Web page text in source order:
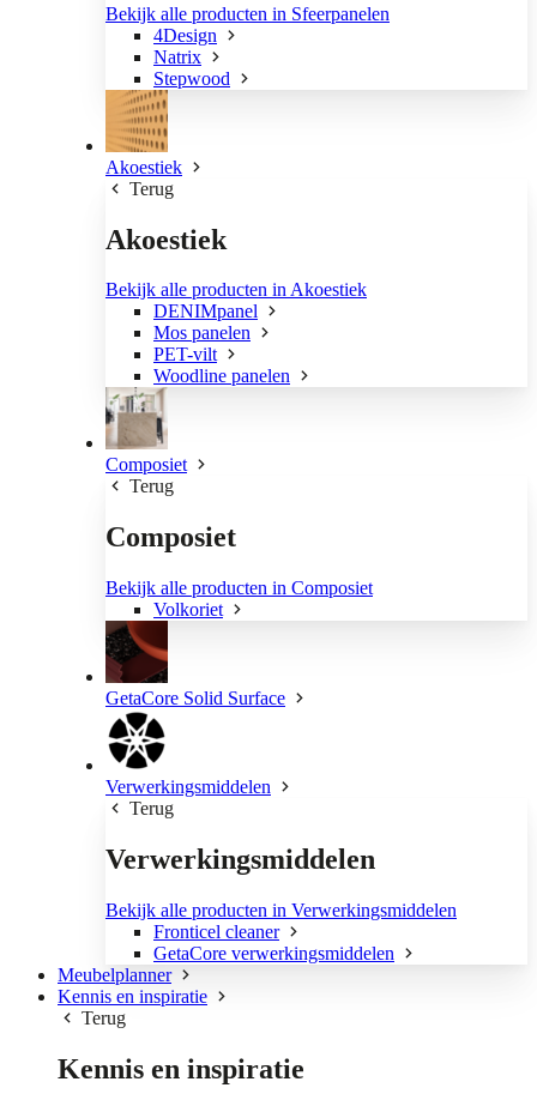
Bekijk alle producten in Sfeerpanelen
4Design
Natrix
Stepwood
Akoestiek
Terug
Akoestiek
Bekijk alle producten in Akoestiek
DENIMpanel
Mos panelen
PET-vilt
Woodline panelen
Composiet
Terug
Composiet
Bekijk alle producten in Composiet
Volkoriet
GetaCore Solid Surface
Verwerkingsmiddelen
Terug
Verwerkingsmiddelen
Bekijk alle producten in Verwerkingsmiddelen
Fronticel cleaner
GetaCore verwerkingsmiddelen
Meubelplanner
Kennis en inspiratie
Terug
Kennis en inspiratie